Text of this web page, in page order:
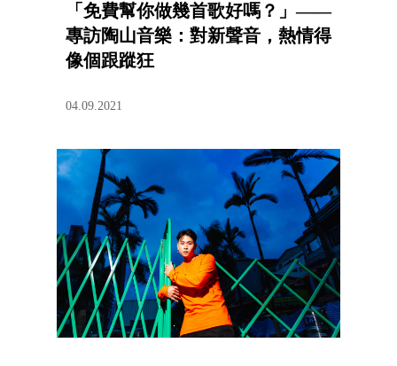
「免費幫你做幾首歌好嗎？」——
專訪陶山音樂：對新聲音，熱情得
像個跟蹤狂
04.09.2021